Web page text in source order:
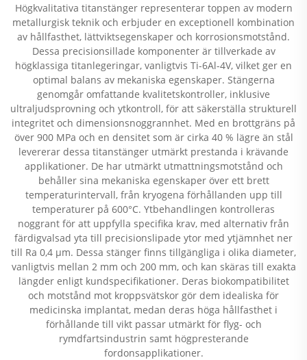
Högkvalitativa titanstänger representerar toppen av modern
metallurgisk teknik och erbjuder en exceptionell kombination
av hållfasthet, lättviktsegenskaper och korrosionsmotstånd.
Dessa precisionsillade komponenter är tillverkade av
högklassiga titanlegeringar, vanligtvis Ti-6Al-4V, vilket ger en
optimal balans av mekaniska egenskaper. Stängerna
genomgår omfattande kvalitetskontroller, inklusive
ultraljudsprovning och ytkontroll, för att säkerställa strukturell
integritet och dimensionsnoggrannhet. Med en brottgräns på
över 900 MPa och en densitet som är cirka 40 % lägre än stål
levererar dessa titanstänger utmärkt prestanda i krävande
applikationer. De har utmärkt utmattningsmotstånd och
behåller sina mekaniska egenskaper över ett brett
temperaturintervall, från kryogena förhållanden upp till
temperaturer på 600°C. Ytbehandlingen kontrolleras
noggrant för att uppfylla specifika krav, med alternativ från
färdigvalsad yta till precisionslipade ytor med ytjämnhet ner
till Ra 0,4 μm. Dessa stänger finns tillgängliga i olika diameter,
vanligtvis mellan 2 mm och 200 mm, och kan skäras till exakta
längder enligt kundspecifikationer. Deras biokompatibilitet
och motstånd mot kroppsvätskor gör dem idealiska för
medicinska implantat, medan deras höga hållfasthet i
förhållande till vikt passar utmärkt för flyg- och
rymdfartsindustrin samt högpresterande
fordonsapplikationer.